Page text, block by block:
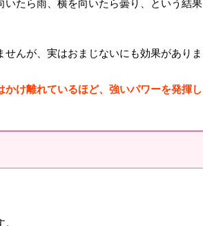
たら雨、横を向いたら曇り、という結果
んが、実はおまじないにも効果がありま
け離れているほど、強いパワーを発揮し